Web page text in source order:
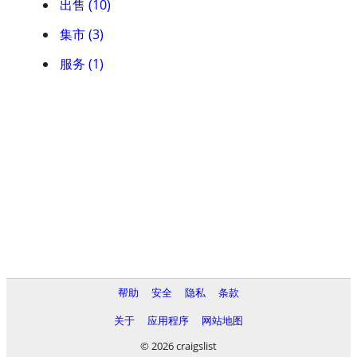
出售 (10)
集市 (3)
服务 (1)
帮助 安全 隐私
条款
关于
应用程序
网站地图
© 2026 craigslist